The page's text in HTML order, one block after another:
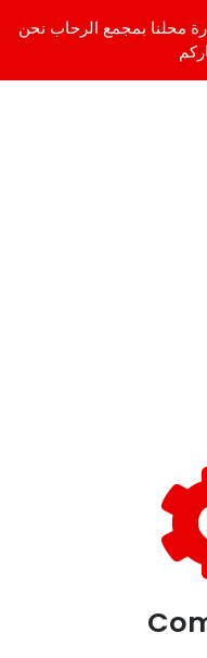
محلنا بمجمع الرحاب نحن